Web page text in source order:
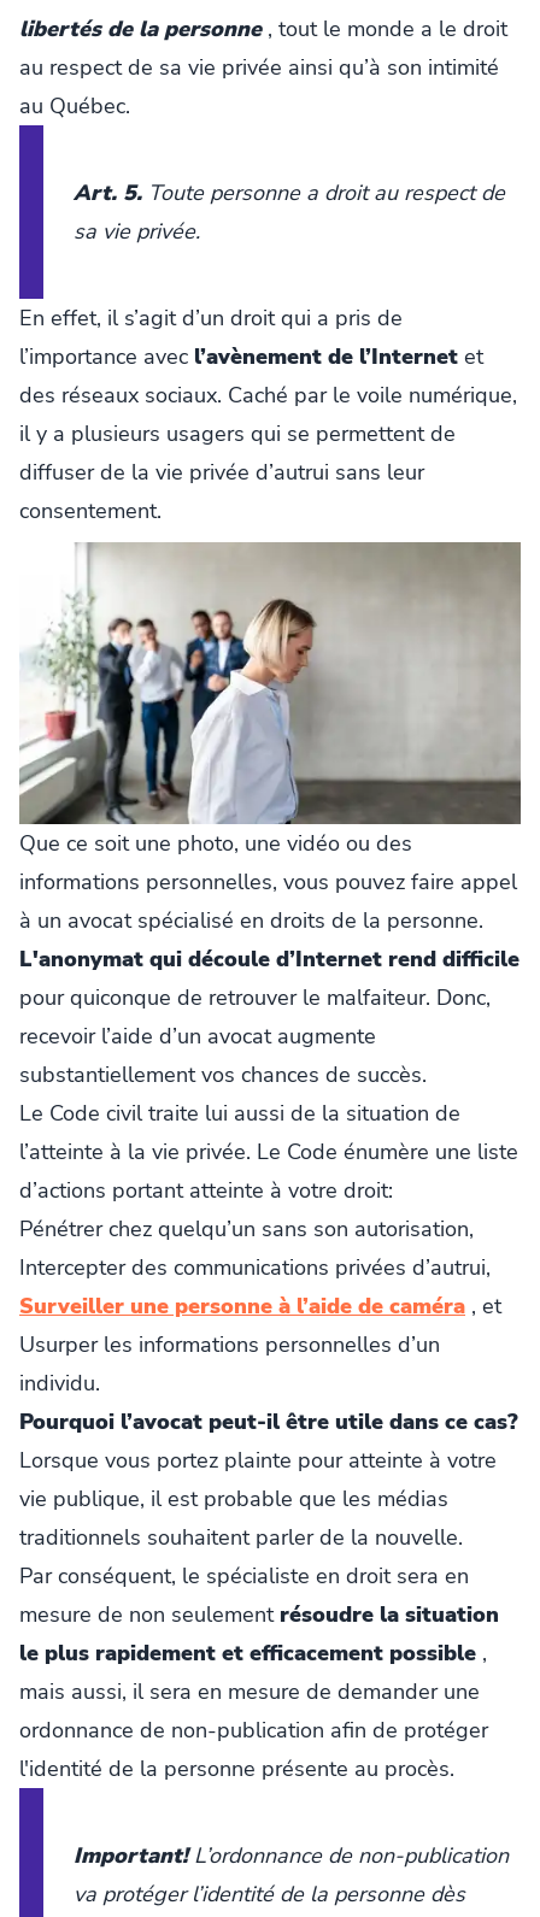
libertés de la personne, tout le monde a le droit
au respect de sa vie privée ainsi qu’à son intimité
au Québec.
Art. 5. Toute personne a droit au respect de
sa vie privée.
En effet, il s’agit d’un droit qui a pris de
l’importance avec l’avènement de l’Internet et
des réseaux sociaux. Caché par le voile numérique,
il y a plusieurs usagers qui se permettent de
diffuser de la vie privée d’autrui sans leur
consentement.
Que ce soit une photo, une vidéo ou des
informations personnelles, vous pouvez faire appel
à un avocat spécialisé en droits de la personne.
L'anonymat qui découle d’Internet rend difficile
pour quiconque de retrouver le malfaiteur. Donc,
recevoir l’aide d’un avocat augmente
substantiellement vos chances de succès.
Le Code civil traite lui aussi de la situation de
l’atteinte à la vie privée. Le Code énumère une liste
d’actions portant atteinte à votre droit:
Pénétrer chez quelqu’un sans son autorisation,
Intercepter des communications privées d’autrui,
Surveiller une personne à l’aide de caméra , et
Usurper les informations personnelles d’un
individu.
Pourquoi l’avocat peut-il être utile dans ce cas?
Lorsque vous portez plainte pour atteinte à votre
vie publique, il est probable que les médias
traditionnels souhaitent parler de la nouvelle.
Par conséquent, le spécialiste en droit sera en
mesure de non seulement résoudre la situation
le plus rapidement et efficacement possible ,
mais aussi, il sera en mesure de demander une
ordonnance de non-publication afin de protéger
l'identité de la personne présente au procès.
Important!L’ordonnance de non-publication
va protéger l’identité de la personne dès